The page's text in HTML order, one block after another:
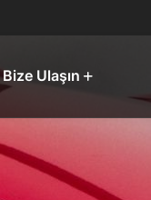
Bize Ulaşın